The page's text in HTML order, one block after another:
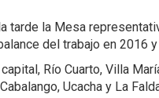
tarde la Mesa
del trabajo en 2016
Río Cuarto, Villa
Ucacha y La